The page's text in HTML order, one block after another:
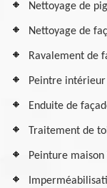
Nettoyage de
Nettoyage de
Ravalement de
Peintre
Enduite de
Traitement de
Peinture